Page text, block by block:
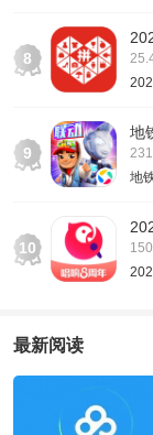
造
的
场
8
团
这
了
9
地
地
的
控
的
10
最新阅读